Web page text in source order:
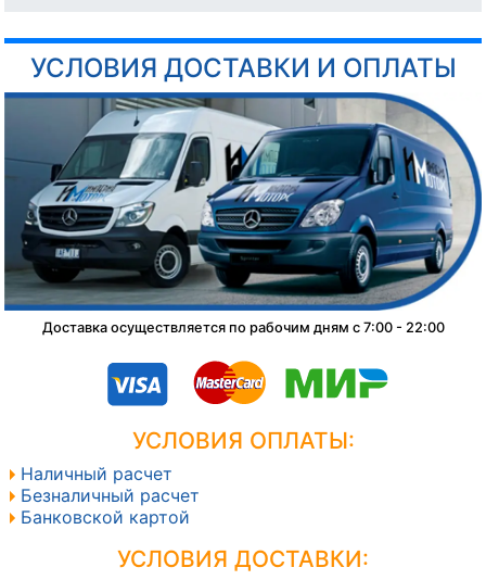
УСЛОВИЯ ДОСТАВКИ И ОПЛАТЫ
Доставка осуществляется по рабочим дням с 7:00 - 22:00
УСЛОВИЯ ОПЛАТЫ:
Наличный расчет
Безналичный расчет
Банковской картой
УСЛОВИЯ ДОСТАВКИ: